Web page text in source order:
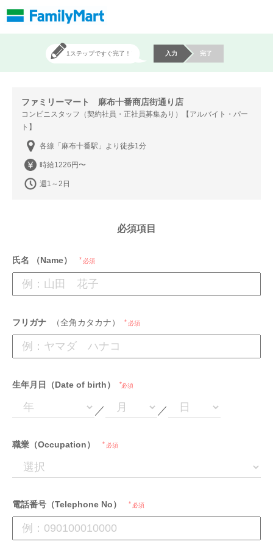
1ステップですぐ完了！ 入力 完了
ファミリーマート 麻布十番商店街通り店
コンビニスタッフ（契約社員・正社員募集あり）【アルバイト・パー
ト】
各線「麻布十番駅」より徒歩1分
時給1226円〜
週1～2日
必須項目
氏名 （Name） 必須
フリガナ （全角カタカナ） 必須
生年月日（Date of birth） 必須
／ ／
職業（Occupation） 必須
電話番号（Telephone No） 必須